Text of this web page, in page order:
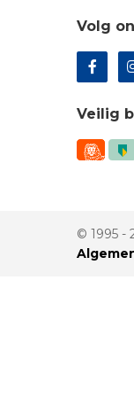
Volg
Veilig
© 1995 -